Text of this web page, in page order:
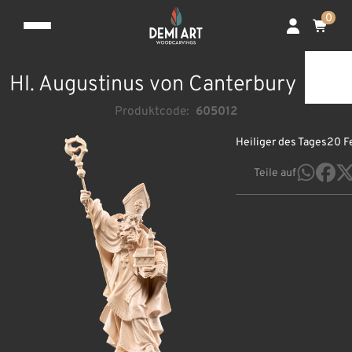
0
Hl. Augustinus von Canterbury
Produktcode: 605012
Heiliger des Tages20
Teile auf